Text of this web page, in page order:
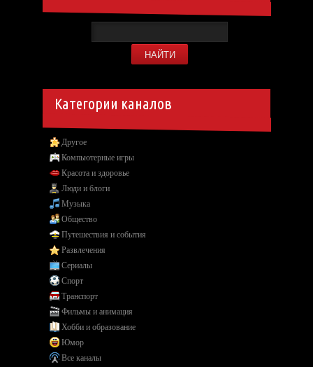
Категории каналов
Другое
Компьютерные игры
Красота и здоровье
Люди и блоги
Музыка
Общество
Путешествия и события
Развлечения
Сериалы
Спорт
Транспорт
Фильмы и анимация
Хобби и образование
Юмор
Все каналы